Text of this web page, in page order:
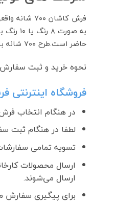
حاضر است.طرح ۷۰۰ شانه با دستگاه تکسیما بافت میشود در ۸رنگ واقعی نخ اکریلیک و در وزن ۳۸تا ۴۰ کیلو که شبیه به فرش ۷۰۰ شانه میباشد.
نحوه خرید و ثبت سفارش
فروشگاه اینترنتی
در هنگام انتخاب
لطفا در هنگام ثبت
تسویه تمامی سفارشات
ارسال محصولات
ارسال می‌شوند.
برای پیگیری سفارش